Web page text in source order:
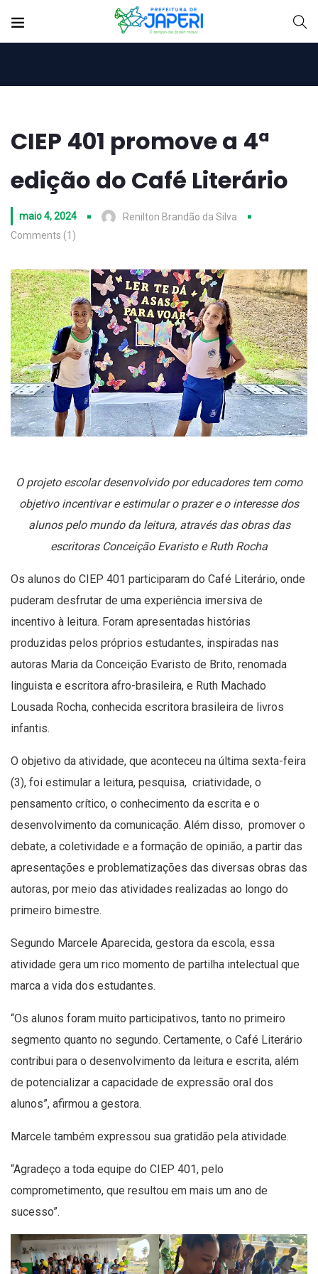
CIEP 401 promove a 4ª
edição do Café Literário
maio 4, 2024
Renilton Brandão da Silva
Comments (1)
O projeto escolar desenvolvido por educadores tem como
objetivo incentivar e estimular o prazer e o interesse dos
alunos pelo mundo da leitura, através das obras das
escritoras Conceição Evaristo e Ruth Rocha
Os alunos do CIEP 401 participaram do Café Literário, onde
puderam desfrutar de uma experiência imersiva de
incentivo à leitura. Foram apresentadas histórias
produzidas pelos próprios estudantes, inspiradas nas
autoras Maria da Conceição Evaristo de Brito, renomada
linguista e escritora afro-brasileira, e Ruth Machado
Lousada Rocha, conhecida escritora brasileira de livros
infantis.
O objetivo da atividade, que aconteceu na última sexta-feira
(3), foi estimular a leitura, pesquisa, criatividade, o
pensamento crítico, o conhecimento da escrita e o
desenvolvimento da comunicação. Além disso, promover o
debate, a coletividade e a formação de opinião, a partir das
apresentações e problematizações das diversas obras das
autoras, por meio das atividades realizadas ao longo do
primeiro bimestre.
Segundo Marcele Aparecida, gestora da escola, essa
atividade gera um rico momento de partilha intelectual que
marca a vida dos estudantes.
“Os alunos foram muito participativos, tanto no primeiro
segmento quanto no segundo. Certamente, o Café Literário
contribui para o desenvolvimento da leitura e escrita, além
de potencializar a capacidade de expressão oral dos
alunos”, afirmou a gestora.
Marcele também expressou sua gratidão pela atividade.
“Agradeço a toda equipe do CIEP 401, pelo
comprometimento, que resultou em mais um ano de
sucesso”.